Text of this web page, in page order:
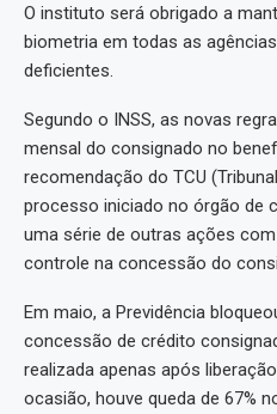
O instituto será obrigado a
biometria em todas as
deficientes.
Segundo o INSS, as novas
mensal do consignado no
recomendação do TCU
processo iniciado no órgão de
uma série de outras ações
controle na concessão do
Em maio, a Previdência
concessão de crédito
realizada apenas após
ocasião, houve queda de 67%